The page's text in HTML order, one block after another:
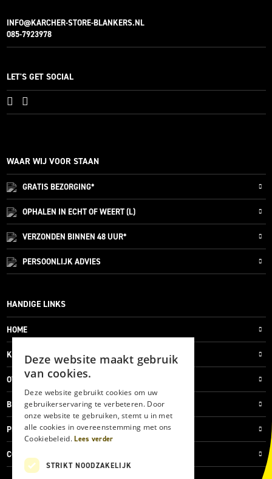
INFO@KARCHER-STORE-BLANKERS.NL
085-7923978
LET'S GET SOCIAL
WAAR WIJ VOOR STAAN
GRATISBEZORGING*
OPHALEN IN ECHT OF WEERT (L)
VERZONDEN BINNEN 48 UUR*
PERSOONLIJKADVIES
HANDIGE LINKS
HOME
KLANTENSERVICE
OVER ONS
BLOG
PRIVACYVERKLARING
COOKIES
Deze website maakt gebruik
van cookies.
Deze website gebruikt cookies om uw
gebruikerservaring te verbeteren. Door
onze website te gebruiken, stemt u in met
alle cookies in overeenstemming met ons
Cookiebeleid.Lees verder
STRIKT NOODZAKELIJK